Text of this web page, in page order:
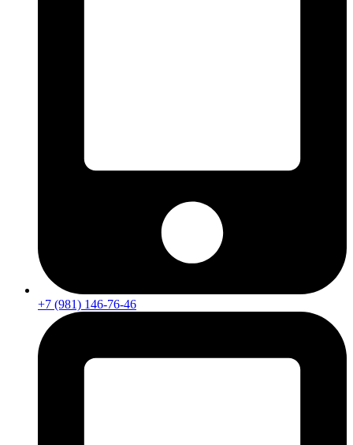
+7 (981) 146-76-46